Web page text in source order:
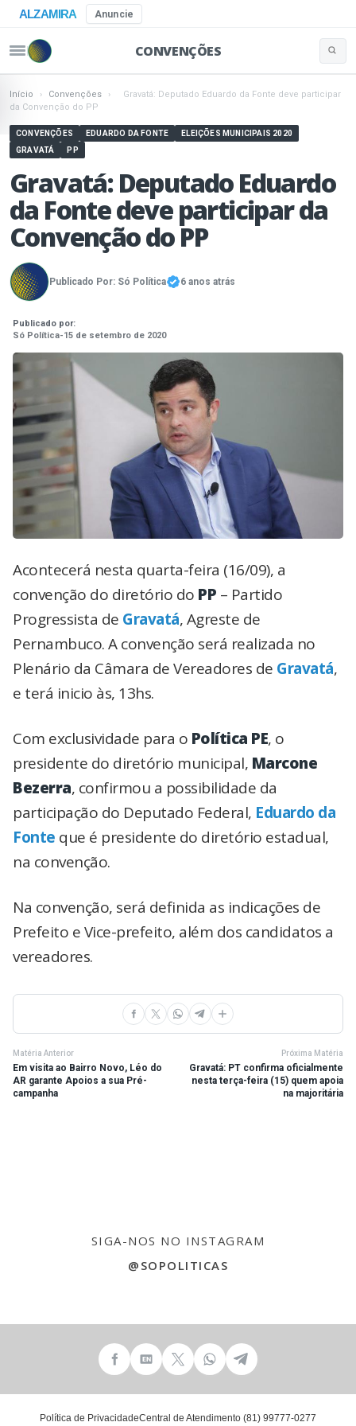
ALZAMIRA Anuncie
CONVENÇÕES
Início › Convenções ›
Gravatá: Deputado Eduardo da Fonte deve participar
da Convenção do PP
CONVENÇÕES EDUARDO DA FONTE
ELEIÇÕES MUNICIPAIS 2020
GRAVATÁ
PP
Gravatá: Deputado Eduardo
da Fonte deve participar da
Convenção do PP
Publicado Por: Só Política 6 anos atrás
Publicado por:
Só Política-15 de setembro de 2020
Acontecerá nesta quarta-feira (16/09), a
convenção do diretório do PP – Partido
Progressista de Gravatá, Agreste de
Pernambuco. A convenção será realizada no
Plenário da Câmara de Vereadores de Gravatá,
e terá inicio às, 13hs.
Com exclusividade para o Política PE, o
presidente do diretório municipal, Marcone
Bezerra, confirmou a possibilidade da
participação do Deputado Federal, Eduardo da
Fonte que é presidente do diretório estadual,
na convenção.
Na convenção, será definida as indicações de
Prefeito e Vice-prefeito, além dos candidatos a
vereadores.
Matéria Anterior
Em visita ao Bairro Novo, Léo do
AR garante Apoios a sua Pré-
campanha
Próxima Matéria
Gravatá: PT confirma oficialmente
nesta terça-feira (15) quem apoia
na majoritária
SIGA-NOS NO INSTAGRAM
@SOPOLITICAS
Política de PrivacidadeCentral de Atendimento (81) 99777-0277